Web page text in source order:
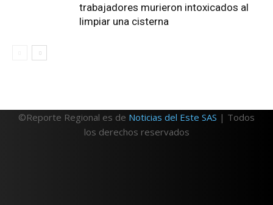
trabajadores murieron intoxicados al
limpiar una cisterna
©Reporte Regional es de Noticias del Este SAS | Todos
los derechos reservados